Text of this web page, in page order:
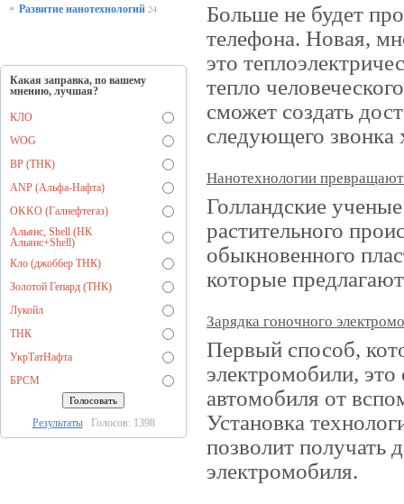
* Развитие нанотехнологий 24
Какая заправка, по вашему
мнению, лучшая?
КЛО
WOG
BP (ТНК)
ANP (Альфа-Нафта)
OKKO (Галнефтегаз)
Альянс, Shell (НК
Альянс+Shell)
Кло (джоббер ТНК)
Золотой Гепард (ТНК)
Лукойл
ТНК
УкрТатНафта
БРСМ
РезультатыГолосов: 1398
Больше не будет
телефона. Новая,
это
тепло
сможет создать
следующего звонка
Нанотехнологии
Голландские
растительного
обыкновенного
которые
Зарядка гоночного
Первый способ,
электромобили,
автомобиля от
Установка
позволит получать
электромобиля.